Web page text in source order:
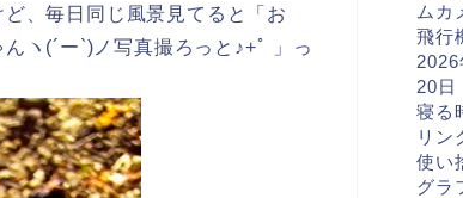
、毎日同じ風景見てると「お
ヽ(´ー`)ノ写真撮ろっと♪+ﾟ 」っ
ムカ
飛行
20日
寝る
リン
使い
グラ